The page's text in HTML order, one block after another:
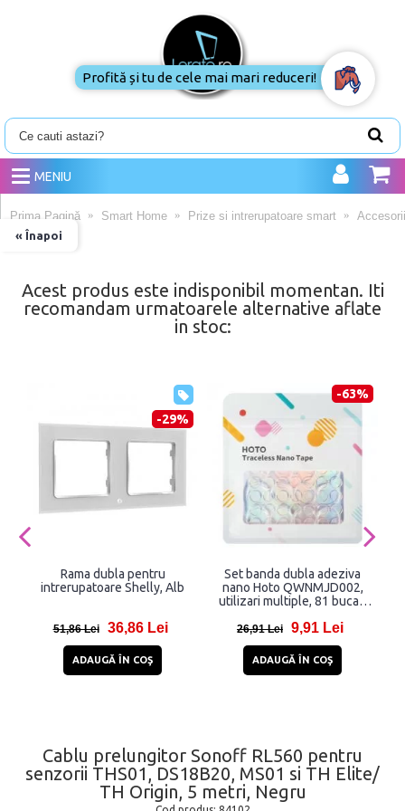
MENIU
« Înapoi
Prima Pagină Smart Home Prize si intrerupatoare smart
Acest produs este indisponibil momentan. Iti
recomandam urmatoarele alternative aflate
in stoc:
-29%
Rama dubla pentru
intrerupatoare Shelly, Alb
51,86 Lei 36,86 Lei
ADAUGĂ ÎN COŞ
-63%
Set banda dubla adeziva
nano Hoto QWNMJD002,
utilizari multiple, 81 bucati
26,91 Lei 9,91 Lei
ADAUGĂ ÎN COŞ
Cablu prelungitor Sonoff RL560 pentru
senzorii THS01, DS18B20, MS01 si TH Elite/
TH Origin, 5 metri, Negru
Profită și tu de cele mai mari reduceri!